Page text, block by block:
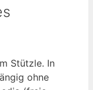
Stützle. In
ohne